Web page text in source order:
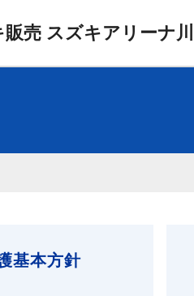
販売 スズキアリーナ
基本方針